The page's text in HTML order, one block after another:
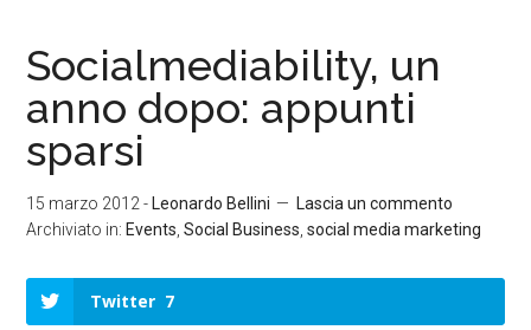
Socialmediability, un
anno dopo: appunti
sparsi
15 marzo 2012 - Leonardo Bellini
Lascia un commento
Archiviato in: Events ,Social Business ,social media marketing
Twitter 7